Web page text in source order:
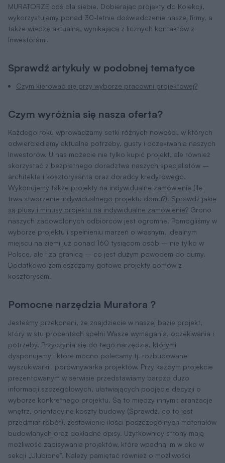
MURATORZE coś dla siebie. Dobierając projekty do Kolekcji,
wykorzystujemy ponad 30-letnie doświadczenie naszej firmy, a
także wiedzę aktualną, wynikającą z licznych kontaktów z
Inwestorami.
Sprawdź artykuły w podobnej tematyce
Czym kierować się przy wyborze pracowni projektowej?
Czym wyróżnia się nasza oferta?
Każdego roku wprowadzamy setki różnych nowości, w których
odwierciedlamy aktualne potrzeby, gusty i oczekiwania naszych
Inwestorów. U nas możecie nie tylko kupić projekt, ale również
skorzystać z bezpłatnego doradztwa naszych specjalistów –
architekta i kosztorysanta oraz doradcy kredytowego.
Wykonujemy także projekty na indywidualne zamówienie (Ile
trwa stworzenie indywidualnego projektu domu?). Sprawdź jakie
są plusy i minusy projektu na indywidualne zamówienie? Grono
naszych zadowolonych odbiorców jest ogromne. Pomogliśmy w
wyborze projektu i spełnieniu marzeń o własnym, idealnym
miejscu na ziemi już ponad 160 tysiącom osób – nie tylko w
Polsce, ale i za granicą – co jest dużym powodem do dumy.
Dodatkowo zamieszczamy gotowe projekty domów z
kosztorysem.
Pomocne narzędzia Muratora ?
Jesteśmy przekonani, że znajdziecie w naszej bazie projekt,
który w stu procentach spełni Wasze wymagania, oczekiwania i
potrzeby. Przyczynią się do tego narzędzia, którymi
dysponujemy i które mocno polecamy tj. rozbudowane
wyszukiwarki i porównywarka projektów. Przy każdym projekcie
prezentowanym w serwisie przedstawiamy bardzo dużo
informacji szczegółowych, ułatwiających podjęcie decyzji o
wyborze konkretnego projektu. Są to między innymi: aranżacje
wnętrz, orientacyjne koszty budowy (Sprawdź, co to jest
przedmiar robót), zestawienie ilości poszczególnych materiałów
budowlanych oraz dokładne opisy. Użytkownicy strony mają
możliwość zapisywania projektów, które wpadną im w oko w
sekcji „Ulubione”. Należy pamiętać również o możliwości